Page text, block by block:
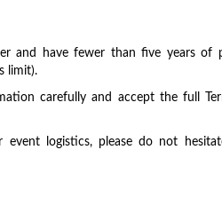
and have fewer than five years of
limit).
carefully and accept the full
event logistics, please do not